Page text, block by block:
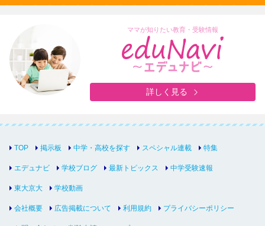
ママが知りたい教育・受験情報
詳しく見る
TOP 掲示板 中学・高校を探す スペシャル連載 特集
エデュナビ 学校ブログ 最新トピックス 中学受験速報
東大京大 学校動画
会社概要 広告掲載について 利用規約 プライバシーポリシー